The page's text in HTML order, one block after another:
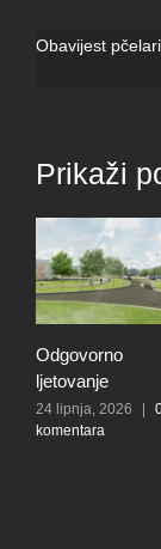
Obavijest
Prikaži
Odgovorno
ljetovanje
24 lipnja, 2026
komentara